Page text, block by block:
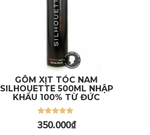
Thêm vào giỏ
GÔM XỊT TÓC NAM
SILHOUETTE 500ML NHẬP
KHẨU 100% TỪ ĐỨC
Được xếp
hạng
350.000₫